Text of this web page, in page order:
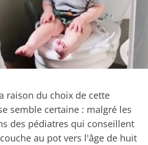
raison du choix de cette
semble certaine : malgré les
des pédiatres qui conseillent
au pot vers l'âge de huit